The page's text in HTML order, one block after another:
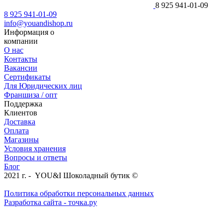
8 925 941-01-09
8 925 941-01-09
info@youandishop.ru
Информация о
компании
О нас
Контакты
Вакансии
Сертификаты
Для Юридических лиц
Франшиза / опт
Поддержка
Клиентов
Доставка
Оплата
Магазины
Условия хранения
Вопросы и ответы
Блог
2021 г. - YOU&I Шоколадный бутик ©
Политика обработки персональных данных
Разработка сайта - точка.ру